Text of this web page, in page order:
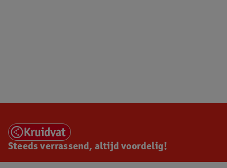
Steeds verrassend, altijd voordelig!